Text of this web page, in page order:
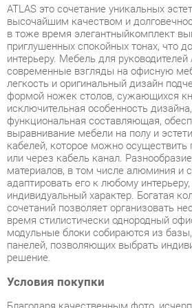
приглушенных спокойных тонах, что
интерьеру. Мебель для руководителей
современные взгляды на офисную
легкость и оригинальный дизайн
формой ножек столов, сужающихся
исключительная особенность дизайна,
функциональная составляющая,
выравнивание мебели на полу и
кабелей, которое можно осуществить
или через кабель канал. Разнообразие
материалов, в том числе алюминия и
адаптировать его к любому интерьеру,
индивидуальный характер. Богатая
сочетаний позволяет организовать
время стилистически однородный
модульные блоки собираются из базы,
панелей, позволяющих выбрать
решение.
Условия покупки
Благодаря качественным фото,
покупателей маркетплэйса «Кухни
товар «Комплект мебели для
Ясень Наварра Серый камень